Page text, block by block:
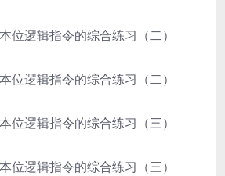
逻辑指令的综合练习（二）
逻辑指令的综合练习（二）
逻辑指令的综合练习（三）
逻辑指令的综合练习（三）